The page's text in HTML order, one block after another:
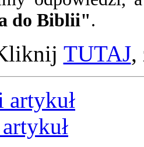
do Biblii".
TUTAJ,
artykuł